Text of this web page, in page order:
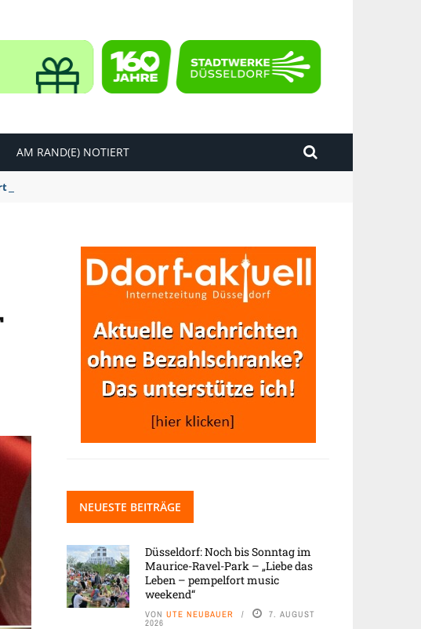
AM RAND(E) NOTIERT
music weekend“
NEUESTE BEITRÄGE
Düsseldorf: Noch bis Sonntag im
Maurice-Ravel-Park – „Liebe das
Leben – pempelfort music
weekend“
VON UTE NEUBAUER 7. AUGUST
2026